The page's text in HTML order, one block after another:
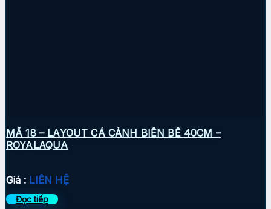
MÃ 18 – LAYOUT CÁ CẢNH BIỂN BỂ 40CM –
ROYALAQUA
Giá : LIÊN HỆ
Đọc tiếp